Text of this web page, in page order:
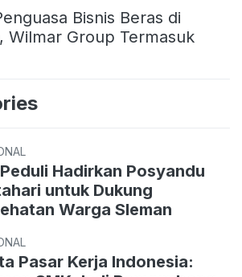
Bisnis Beras di
Wilmar Group Termasuk
Peduli Hadirkan Posyandu
untuk Dukung
Warga Sleman
Pasar Kerja Indonesia: